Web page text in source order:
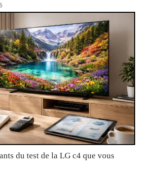
du test de la LG c4 que vous